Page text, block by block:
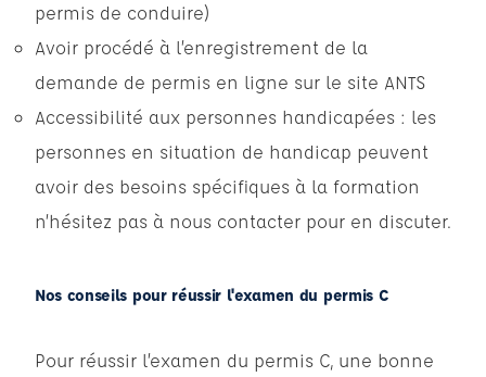
permis de conduire)
Avoir procédé à l’enregistrement de la
demande de permis en ligne sur le site ANTS
Accessibilité aux personnes handicapées : les
personnes en situation de handicap peuvent
avoir des besoins spécifiques à la formation
n’hésitez pas à nous contacter pour en discuter.
Nos conseils pour réussir l'examen du permis C
Pour réussir l’examen du permis C, une bonne